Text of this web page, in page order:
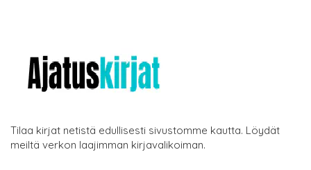
Tilaa kirjat netistä edullisesti sivustomme kautta. Löydät
meiltä verkon laajimman kirjavalikoiman.